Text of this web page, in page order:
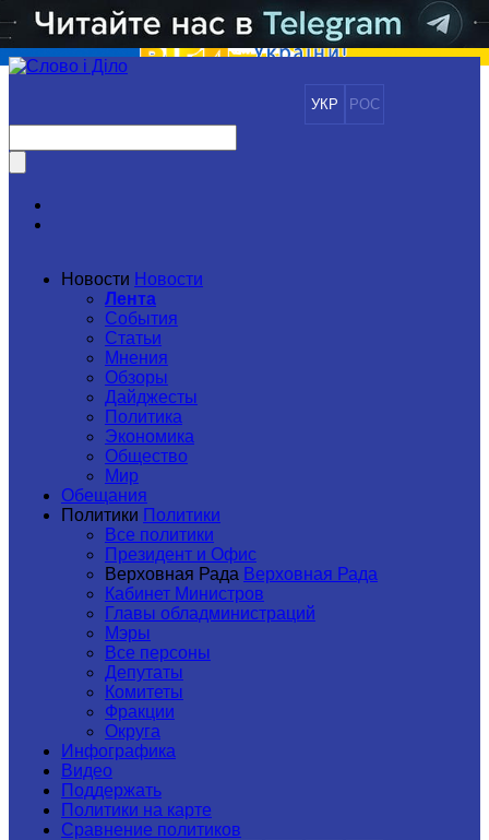
УКР РОС
Новости Новости
Лента
События
Статьи
Мнения
Обзоры
Дайджесты
Политика
Экономика
Общество
Мир
Обещания
Политики Политики
Все политики
Президент и Офис
Верховная Рада Верховная Рада
Кабинет Министров
Главы обладминистраций
Мэры
Все персоны
Депутаты
Комитеты
Фракции
Округа
Инфографика
Видео
Поддержать
Политики на карте
Сравнение политиков